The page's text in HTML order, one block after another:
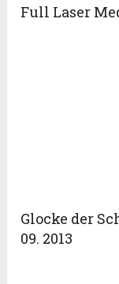
Full Laser
Glocke der
09. 2013